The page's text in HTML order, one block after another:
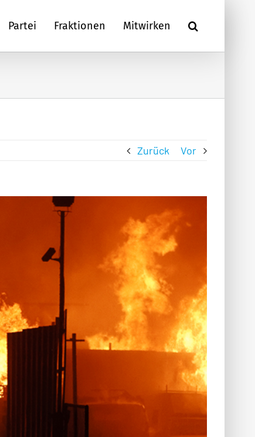
Partei Fraktionen Mitwirken
Zurück Vor